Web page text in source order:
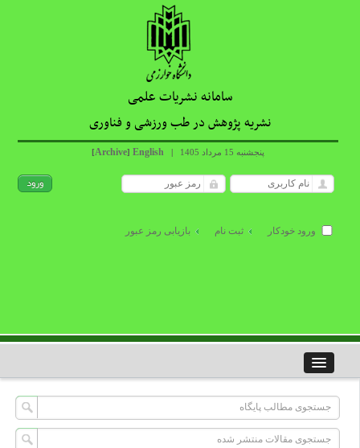
سامانه نشریات علمی
نشریه پژوهش در طب ورزشی و فناوری
پنجشنبه 15 مرداد 1405 |
English
[Archive]
ورود خودکار ثبت نام بازیابی رمز عبور